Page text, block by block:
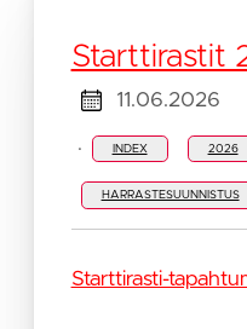
Starttirastit
11.06.2026
· INDEX 2026
HARRASTESUUNNISTUS
Starttirasti-